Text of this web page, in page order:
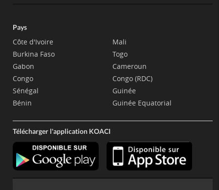
Pays
Côte d'Ivoire
Burkina Faso
Gabon
Congo
Sénégal
Bénin
Mali
Togo
Cameroun
Congo (RDC)
Guinée
Guinée Equatorial
Télécharger l'application KOACI